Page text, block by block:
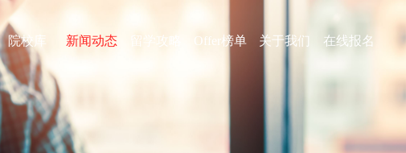
院校库 新闻动态 留学攻略 Offer榜单 关于我们 在线报名